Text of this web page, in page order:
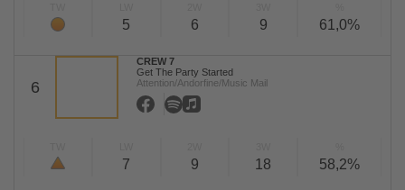
5 6 9 61,0%
6
CREW 7
Get The Party Started
Attention/Andorfine/Music Mail
7 9 18 58,2%